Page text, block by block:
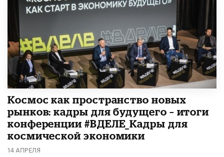
Космос как пространство новых
рынков: кадры для будущего – итоги
конференции #ВДЕЛЕ_Кадры для
космической экономики
14 АПРЕЛЯ